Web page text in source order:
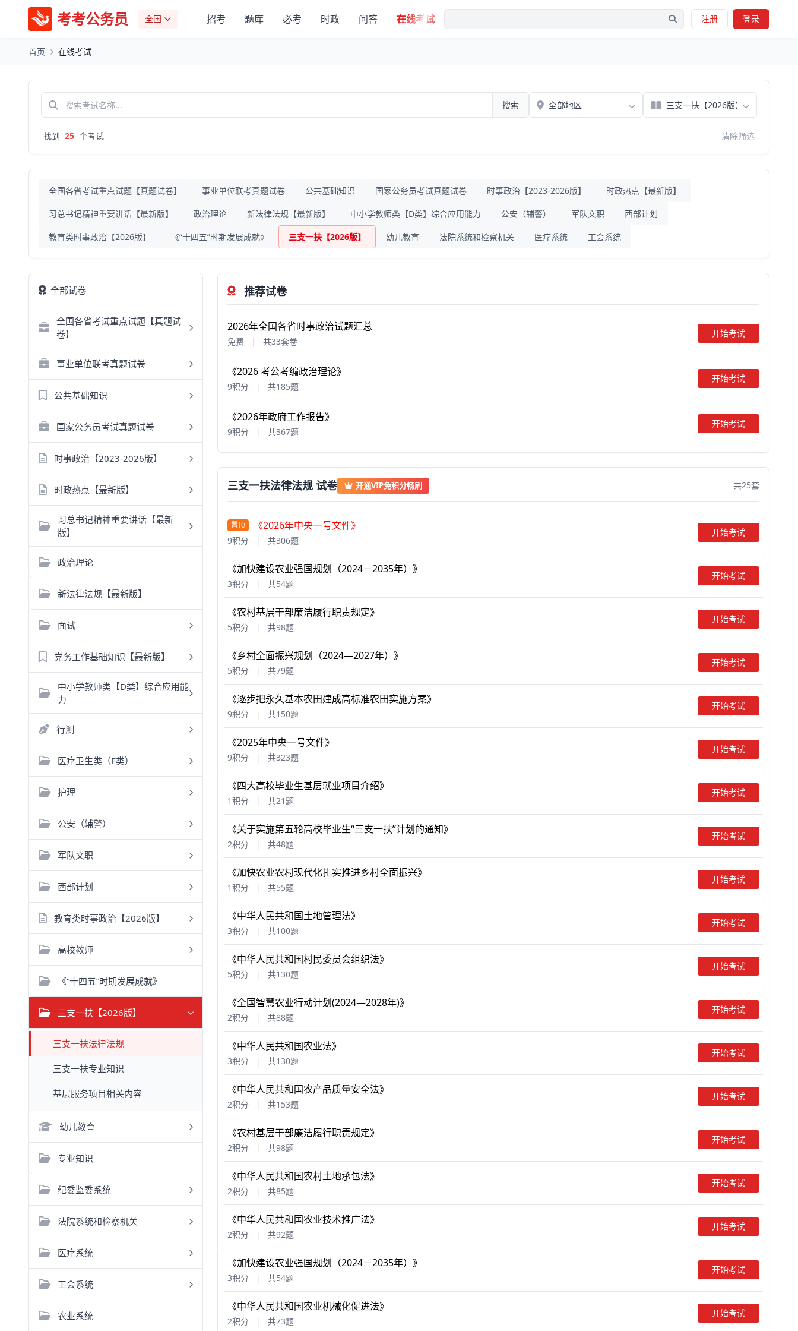
考考公务员 全国 招考 题库 必考 时政 问答 在线考试 注册 登录
首页 在线考试
搜索
找到 25 个考试 清除筛选
全国各省考试重点试题【真题试卷】 事业单位联考真题试卷 公共基础知识 国家公务员考试真题试卷 时事政治【2023-2026版】 时政热点【最新版】
习总书记精神重要讲话【最新版】 政治理论 新法律法规【最新版】 中小学教师类【D类】综合应用能力 公安（辅警） 军队文职 西部计划
教育类时事政治【2026版】 《“十四五”时期发展成就》 三支一扶【2026版】 幼儿教育 法院系统和检察机关 医疗系统 工会系统
全部试卷
全国各省考试重点试题【真题试
卷】
事业单位联考真题试卷
公共基础知识
国家公务员考试真题试卷
时事政治【2023-2026版】
时政热点【最新版】
习总书记精神重要讲话【最新
版】
政治理论
新法律法规【最新版】
面试
党务工作基础知识【最新版】
中小学教师类【D类】综合应用能
力
行测
医疗卫生类（E类）
护理
公安（辅警）
军队文职
西部计划
教育类时事政治【2026版】
高校教师
《“十四五”时期发展成就》
三支一扶【2026版】
三支一扶法律法规
三支一扶专业知识
基层服务项目相关内容
幼儿教育
专业知识
纪委监委系统
法院系统和检察机关
医疗系统
工会系统
农业系统
推荐试卷
2026年全国各省时事政治试题汇总
免费 | 共33套卷
开始考试
《2026 考公考编政治理论》
9积分 | 共185题
开始考试
《2026年政府工作报告》
9积分 | 共367题
开始考试
三支一扶法律法规 试卷 开通VIP免积分畅刷 共25套
置顶 《2026年中央一号文件》
9积分 | 共306题
开始考试
《加快建设农业强国规划（2024－2035年）》
3积分 | 共54题
开始考试
《农村基层干部廉洁履行职责规定》
5积分 | 共98题
开始考试
《乡村全面振兴规划（2024—2027年）》
5积分 | 共79题
开始考试
《逐步把永久基本农田建成高标准农田实施方案》
9积分 | 共150题
开始考试
《2025年中央一号文件》
9积分 | 共323题
开始考试
《四大高校毕业生基层就业项目介绍》
1积分 | 共21题
开始考试
《关于实施第五轮高校毕业生“三支一扶”计划的通知》
2积分 | 共48题
开始考试
《加快农业农村现代化扎实推进乡村全面振兴》
1积分 | 共55题
开始考试
《中华人民共和国土地管理法》
3积分 | 共100题
开始考试
《中华人民共和国村民委员会组织法》
5积分 | 共130题
开始考试
《全国智慧农业行动计划(2024—2028年)》
2积分 | 共88题
开始考试
《中华人民共和国农业法》
3积分 | 共130题
开始考试
《中华人民共和国农产品质量安全法》
2积分 | 共153题
开始考试
《农村基层干部廉洁履行职责规定》
2积分 | 共98题
开始考试
《中华人民共和国农村土地承包法》
2积分 | 共85题
开始考试
《中华人民共和国农业技术推广法》
2积分 | 共92题
开始考试
《加快建设农业强国规划（2024－2035年）》
3积分 | 共54题
开始考试
《中华人民共和国农业机械化促进法》
2积分 | 共73题
开始考试